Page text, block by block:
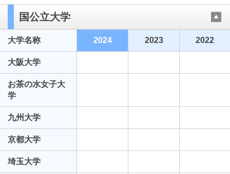
国公立大学
大学名称 2024 2023 2022
大阪大学
お茶の水女子大
学
九州大学
京都大学
埼玉大学